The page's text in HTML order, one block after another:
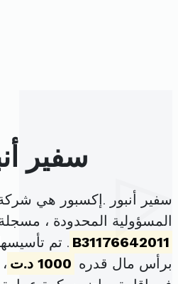
سفير
سفير أنبور .إكسبور هي
المسؤولية المحدودة ،
B31176642011
برأس مال قدره 1000 د.ت